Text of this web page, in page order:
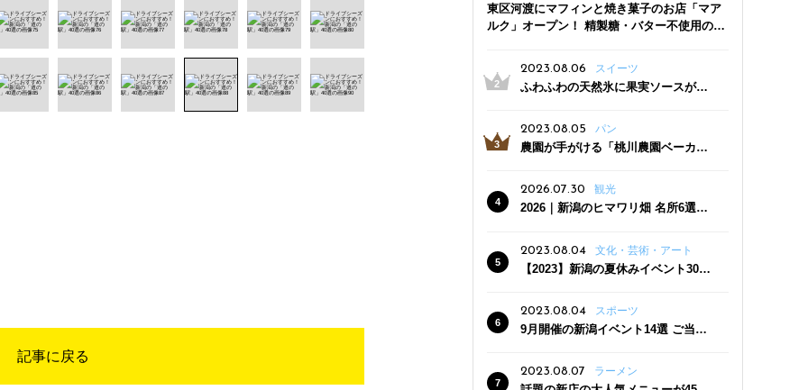
記事に戻る
東区河渡にマフィンと焼き菓子のお店「マア
ルク」オープン！ 精製糖・バター不使用の体
2023.08.06
スイーツ
ふわふわの天然氷に果実ソースがた
三条駅近くにオープン
2023.08.05 パン
農園が手がける「桃川農園ベーカリ
った焼きたてパンのほか、ジェラー
トやスムージーも
2026.07.30 観光
2026｜新潟のヒマワリ畑 名所6選
2023.08.04
文化・芸術・アート
【2023】新潟の夏休みイベント30
2023.08.04
スポーツ
9月開催の新潟イベント14選 ご当地
2023.08.07 ラーメン